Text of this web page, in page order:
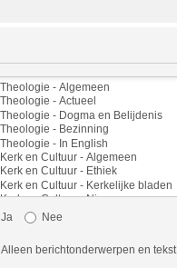
Ja Nee
Alleen berichtonderwerpen en tekst